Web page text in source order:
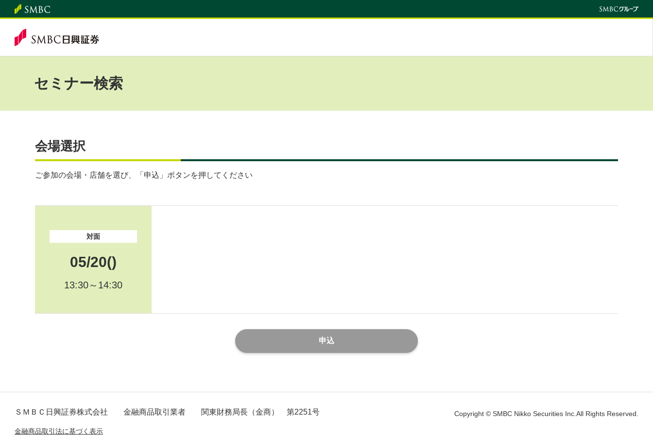
セミナー検索
会場選択
ご参加の会場・店舗を選び、「申込」ボタンを押してください
対面
05/20()
13:30～14:30
ＳＭＢＣ日興証券株式会社 金融商品取引業者 関東財務局長（金商） 第2251号
金融商品取引法に基づく表示
Copyright © SMBC Nikko Securities Inc.All Rights Reserved.